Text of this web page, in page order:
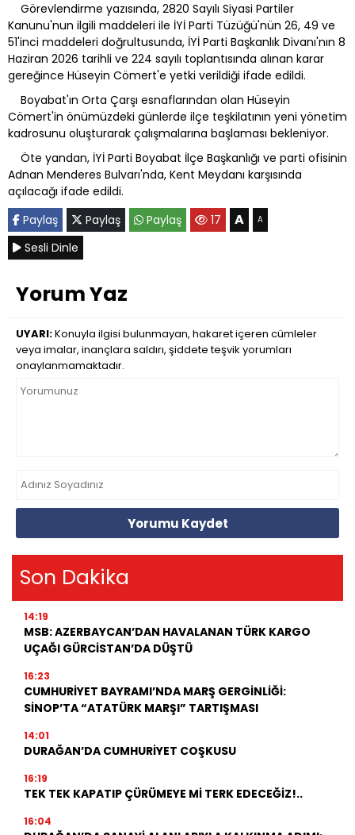
Görevlendirme yazısında, 2820 Sayılı Siyasi Partiler
Kanunu'nun ilgili maddeleri ile İYİ Parti Tüzüğü'nün 26, 49 ve
51'inci maddeleri doğrultusunda, İYİ Parti Başkanlık Divanı'nın 8
Haziran 2026 tarihli ve 224 sayılı toplantısında alınan karar
gereğince Hüseyin Cömert'e yetki verildiği ifade edildi.
Boyabat'ın Orta Çarşı esnaflarından olan Hüseyin
Cömert'in önümüzdeki günlerde ilçe teşkilatının yeni yönetim
kadrosunu oluşturarak çalışmalarına başlaması bekleniyor.
Öte yandan, İYİ Parti Boyabat İlçe Başkanlığı ve parti ofisinin
Adnan Menderes Bulvarı'nda, Kent Meydanı karşısında
açılacağı ifade edildi.
Paylaş
Paylaş Paylaş 17 A A
Sesli Dinle
Yorum Yaz
UYARI:Konuyla ilgisi bulunmayan, hakaret içeren cümleler
veya imalar, inançlara saldırı, şiddete teşvik yorumları
onaylanmamaktadır.
Yorumu Kaydet
Son Dakika
14:19
MSB: AZERBAYCAN’DAN HAVALANAN TÜRK KARGO
UÇAĞI GÜRCİSTAN’DA DÜŞTÜ
16:23
CUMHURİYET BAYRAMI’NDA MARŞ GERGİNLİĞİ:
SİNOP’TA “ATATÜRK MARŞI” TARTIŞMASI
14:01
DURAĞAN’DA CUMHURİYET COŞKUSU
16:19
TEK TEK KAPATIP ÇÜRÜMEYE Mİ TERK EDECEĞİZ!..
16:04